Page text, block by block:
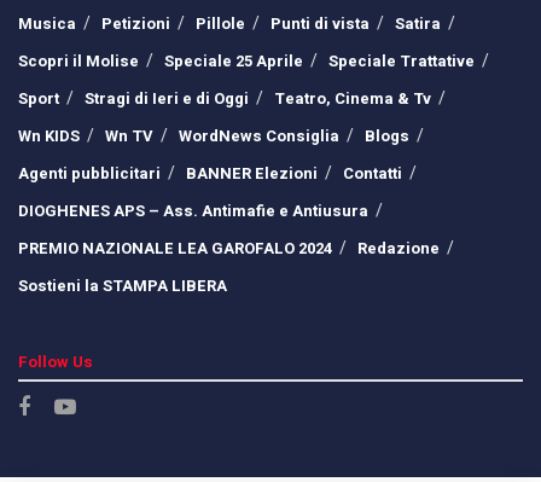
Musica
Petizioni Pillole Punti di vista
Satira
Scopri il Molise
Speciale 25 Aprile
Speciale Trattative
Sport
Stragi di Ieri e di Oggi
Teatro, Cinema & Tv
Wn KIDS
Wn TV WordNews Consiglia
Blogs
Agenti pubblicitari
BANNER Elezioni
Contatti
DIOGHENES APS – Ass. Antimafie e Antiusura
PREMIO NAZIONALE LEA GAROFALO 2024
Redazione
Sostieni la STAMPA LIBERA
Follow Us